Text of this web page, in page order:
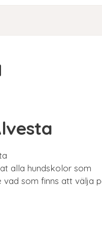
alla hundskolor som
som finns att välja